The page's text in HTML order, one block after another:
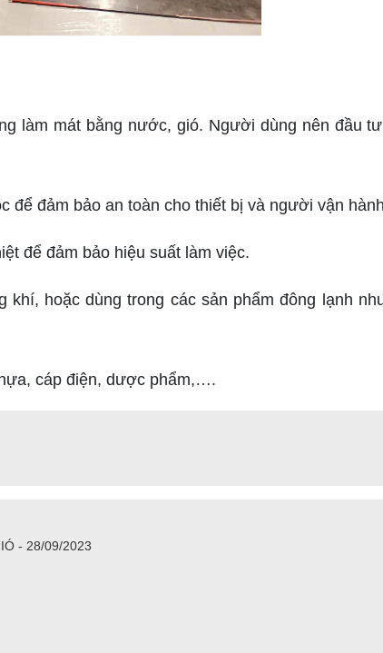
mát bằng nước, gió. Người dùng nên đầu
để đảm bảo an toàn cho thiết bị và người vận
để đảm bảo hiệu suất làm việc.
hoặc dùng trong các sản phẩm đông lạnh
cáp điện, dược phẩm,….
- 28/09/2023